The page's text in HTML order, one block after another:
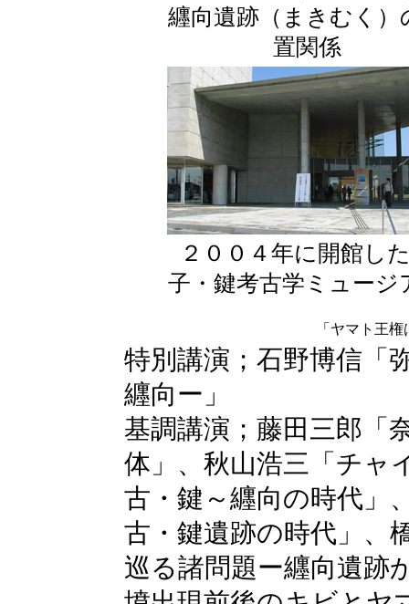
纒向遺跡（まきむく）
置関係
２００４年に開館し
子・鍵考古学ミュージ
「ヤマト王
特別講演；石野博信
纒向ー」
基調講演；藤田三郎「
体」、秋山浩三「チャ
古・鍵～纒向の時代」
古・鍵遺跡の時代」、
巡る諸問題ー纒向遺跡